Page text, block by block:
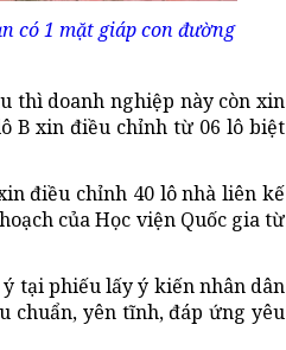
có 1 mặt giáp con đường
thì doanh nghiệp này còn xin
B xin điều chỉnh từ 06 lô biệt
điều chỉnh 40 lô nhà liên kế
của Học viện Quốc gia từ
tại phiếu lấy ý kiến nhân dân
chuẩn, yên tĩnh, đáp ứng yêu